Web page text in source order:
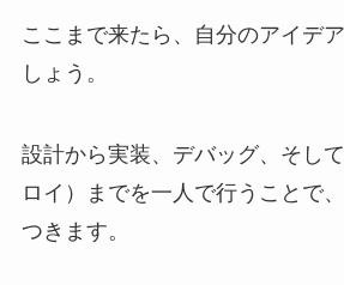
ここまで来たら、自分のアイデ
しょう。
設計から実装、デバッグ、そし
ロイ）までを一人で行うことで
つきます。